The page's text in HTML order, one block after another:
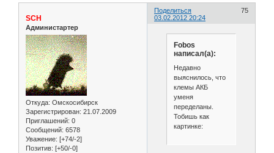
Поделиться
75
03.02.2012 20:24
SCH
Администартер
Откуда: Омскосибирск
Зарегистрирован: 21.07.2009
Приглашений: 0
Сообщений: 6578
Уважение: [+74/-2]
Позитив: [+50/-0]
Fobos
написал(а):
Недавно
выяснилось, что
клемы АКБ
уменя
переделаны.
Тобишь как
картинке: